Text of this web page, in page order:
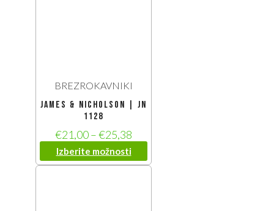
BREZROKAVNIKI
James & Nicholson | JN
1128
€21,00–€25,38
Izberite možnosti